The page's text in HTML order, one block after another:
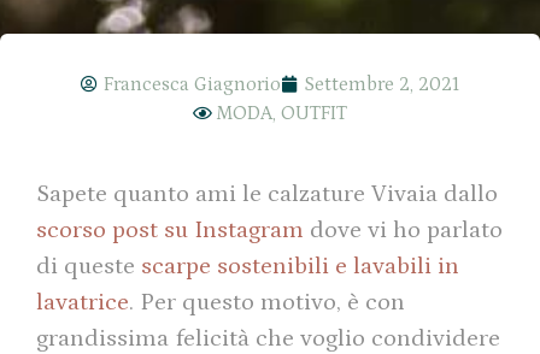
Francesca Giagnorio
Settembre 2, 2021
MODA, OUTFIT
Sapete quanto ami le calzature Vivaia dallo
scorso post su Instagram dove vi ho parlato
di queste scarpe sostenibili e lavabili in
lavatrice. Per questo motivo, è con
grandissima felicità che voglio condividere